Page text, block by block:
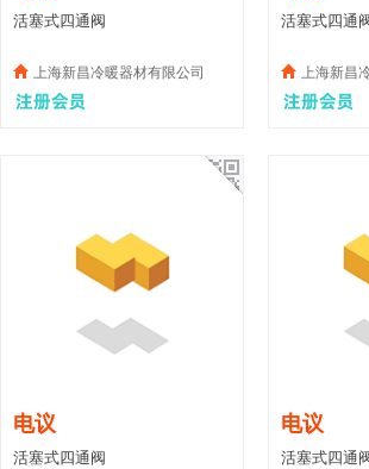
活塞式四通阀
上海新昌冷暖器材有限公司
活塞式四通
上海新昌
电议
活塞式四通阀
电议
活塞式四通